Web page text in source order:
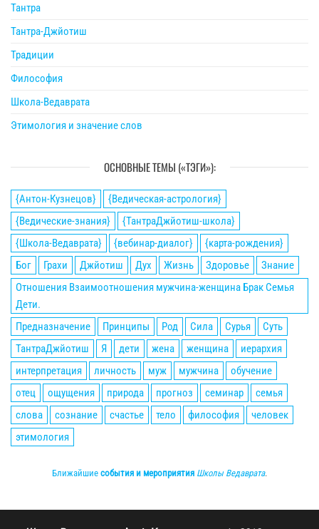
Тантра
Тантра-Джйотиш
Традиции
Философия
Школа-Ведаврата
Этимология и значение слов
ОСНОВНЫЕ ТЕМЫ («ТЭГИ»):
{Антон-Кузнецов}
{Ведическая-астрология}
{Ведические-знания}
{ТантраДжйотиш-школа}
{Школа-Ведаврата}
{вебинар-диалог}
{карта-рождения}
Бог
Грахи Джйотиш Дух Жизнь Здоровье
Знание
Отношения Взаимоотношения мужчина-женщина Брак Семья
Дети.
Предназначение
Принципы Род Сила Сурья
Суть
ТантраДжйотиш
Я дети жена женщина
иерархия
интерпретация
личность муж мужчина
обучение
отец
ощущения природа прогноз семинар
семья
слова
сознание счастье тело философия
человек
этимология
Ближайшие события и мероприятия Школы Ведаврата.